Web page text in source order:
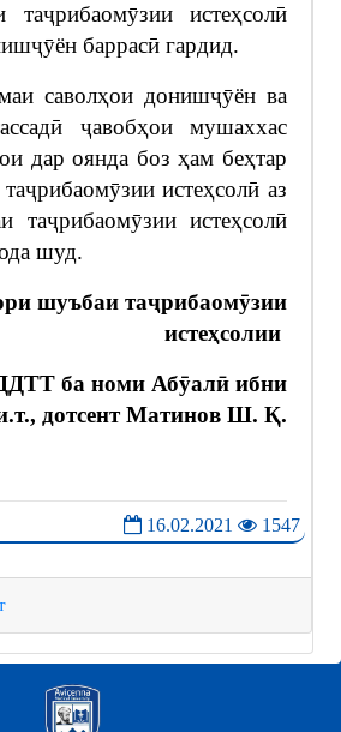
истеҳсолӣ
баррасӣ гардид.
донишҷӯён ва
ҷавобҳои мушаххас
дар оянда боз ҳам беҳтар
истеҳсолӣ аз
таҷрибаомӯзии истеҳсолӣ
шуд.
шуъбаи таҷрибаомӯзии
истеҳсолии
ба номи Абӯалӣ ибни
дотсент Матинов Ш. Қ.
16.02.2021 1547